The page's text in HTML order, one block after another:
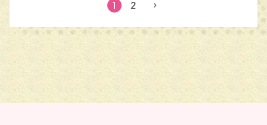
1 2 chevron_right